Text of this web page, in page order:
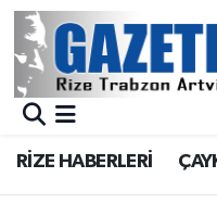
RİZE HABERLERİ
BÖLGEMİZ
Asayiş
Merkez Nöbetçi
Merkez Trafik